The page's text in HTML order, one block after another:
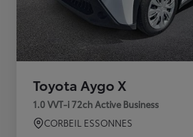
Toyota Aygo X
1.0 VVT-i 72ch Active Business
CORBEIL ESSONNES